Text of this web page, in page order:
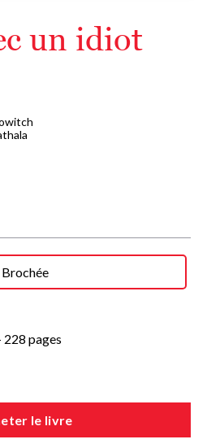
un idiot
Brochée
228 pages
le livre